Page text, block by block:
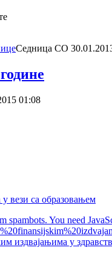
Седница СО
01:08
вези са образовањем
spambots. You need
издвајањима у